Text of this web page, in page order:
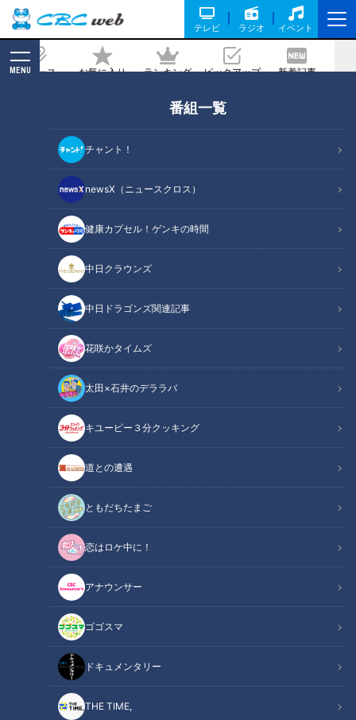
テレビ ラジオ イベント
ニュース お気に入り ランキング ピックアップ 新着記事
MENU
番組一覧
チャント！
newsX（ニュースクロス）
健康カプセル！ゲンキの時間
中日クラウンズ
中日ドラゴンズ関連記事
花咲かタイムズ
太田×石井のデララバ
キユーピー３分クッキング
道との遭遇
ともだちたまご
恋はロケ中に！
アナウンサー
ゴゴスマ
ドキュメンタリー
THE TIME,
にある？名医が解明！しびれの意外な原
記事に戻る
CBCテレビ『健康カプセル！ゲンキの時間』
この記事の画像（全2枚）
記事に戻る
この記事を見たあなたへのおすすめ